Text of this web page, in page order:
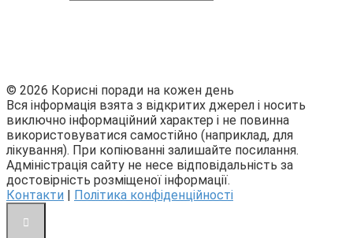
© 2026 Корисні поради на кожен день
Вся інформація взята з відкритих джерел і носить
виключно інформаційний характер і не повинна
використовуватися самостійно (наприклад, для
лікування). При копіюванні залишайте посилання.
Адміністрація сайту не несе відповідальність за
достовірність розміщеної інформації.
Контакти | Політика конфіденційності